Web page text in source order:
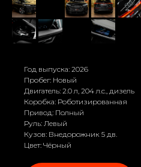
Год выпуска: 2026
Пробег: Новый
Двигатель: 2.0 л, 204 л.с., дизель
Коробка: Роботизированная
Привод: Полный
Руль: Левый
Кузов: Внедорожник 5 дв.
Цвет: Чёрный